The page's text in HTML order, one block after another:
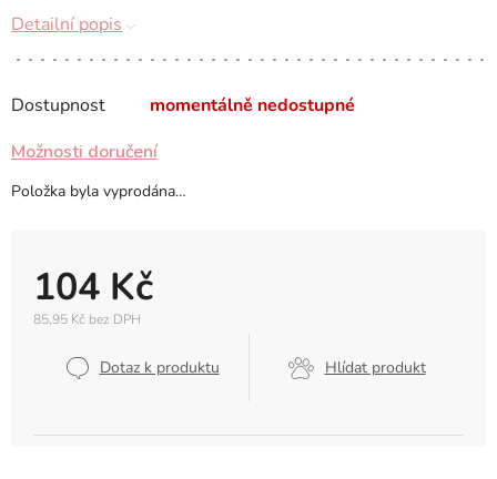
Dostupnost momentálně nedostupné
104 Kč
85,95 Kč bez DPH
Dotaz k produktu Hlídat produkt
Možnosti doručení
Položka byla vyprodána…
Detailní popis